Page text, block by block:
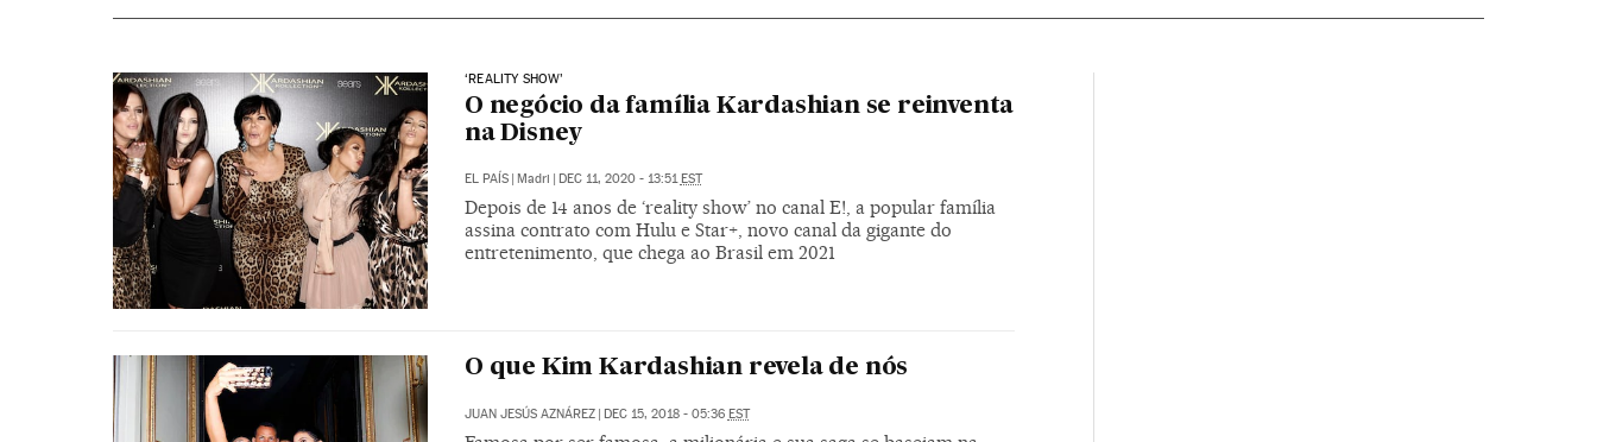
‘REALITY SHOW’
O negócio da família Kardashian se reinventa
na Disney
EL PAÍS | Madri | DEC 11, 2020 - 13:51EST
Depois de 14 anos de ‘reality show’ no canal E!, a popular família
assina contrato com Hulu e Star+, novo canal da gigante do
entretenimento, que chega ao Brasil em 2021
O que Kim Kardashian revela de nós
JUAN JESÚS AZNÁREZ DEC 15, 2018 - 05:36 EST